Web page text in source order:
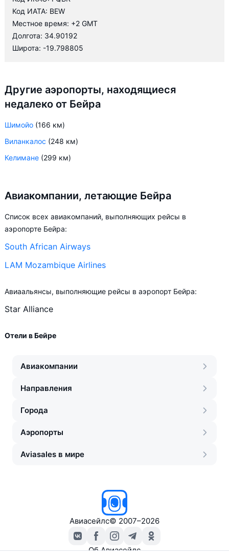
Код ИАТА: BEW
Местное время: +2 GMT
Долгота: 34.90192
Широта: -19.798805
Другие аэропорты, находящиеся
недалеко от Бейра
Шимойо (166 км)
Виланкалос (248 км)
Келимане (299 км)
Авиакомпании, летающие Бейра
Список всех авиакомпаний, выполняющих рейсы в
аэропорте Бейра:
South African Airways
LAM Mozambique Airlines
Авиаальянсы, выполняющие рейсы в аэропорт Бейра:
Star Alliance
Отели в Бейре
Авиакомпании
Направления
Города
Аэропорты
Aviasales в мире
Авиасейлс© 2007–2026
Об Авиасейлс